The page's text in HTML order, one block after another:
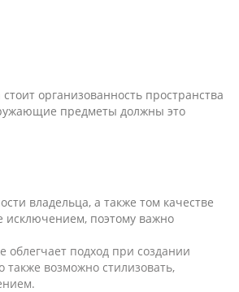
организованность пространства
предметы должны это
владельца, а также том качестве
исключением, поэтому важно
подход при создании
возможно стилизовать,